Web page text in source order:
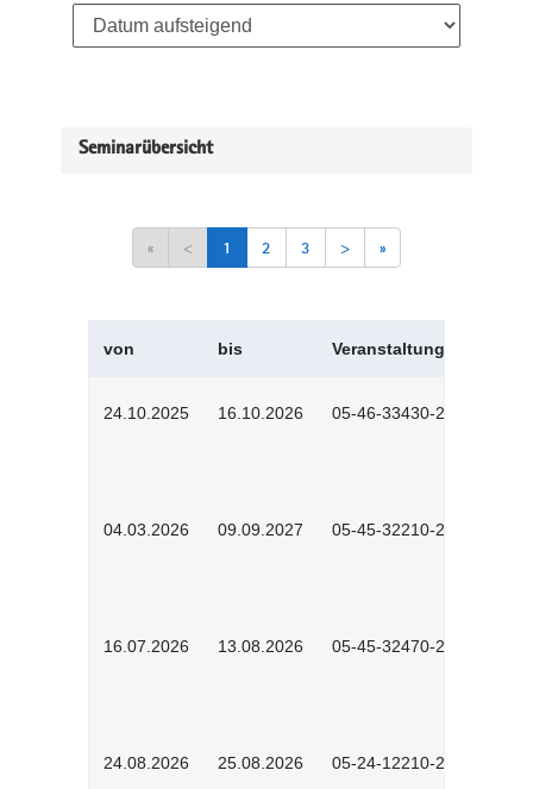
Seminarübersicht
« < 1 2 3 > »
von bis Veranstaltungskürzel
24.10.2025 16.10.2026 05-46-33430-2501
04.03.2026 09.09.2027 05-45-32210-2601
16.07.2026 13.08.2026 05-45-32470-2601
24.08.2026 25.08.2026 05-24-12210-2601